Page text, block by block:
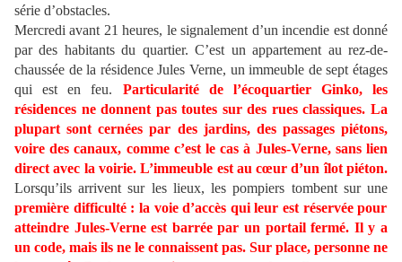
série d’obstacles.
Mercredi avant 21 heures, le signalement d’un incendie est donné
par des habitants du quartier. C’est un appartement au rez-de-
chaussée de la résidence Jules Verne, un immeuble de sept étages
qui est en feu. Particularité de l’écoquartier Ginko, les
résidences ne donnent pas toutes sur des rues classiques. La
plupart sont cernées par des jardins, des passages piétons,
voire des canaux, comme c’est le cas à Jules-Verne, sans lien
direct avec la voirie. L’immeuble est au cœur d’un îlot piéton.
Lorsqu’ils arrivent sur les lieux, les pompiers tombent sur une
première difficulté : la voie d’accès qui leur est réservée pour
atteindre Jules-Verne est barrée par un portail fermé. Il y a
un code, mais ils ne le connaissent pas. Sur place, personne ne